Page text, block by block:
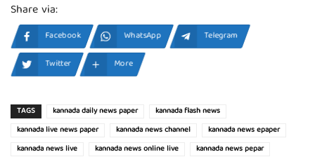
Share via:
Facebook WhatsApp
Telegram
Twitter
More
TAGS kannada daily news paper
kannada flash news
kannada live news paper
kannada news channel
kannada news epaper
kannada news live
kannada news online live
kannada news pepar